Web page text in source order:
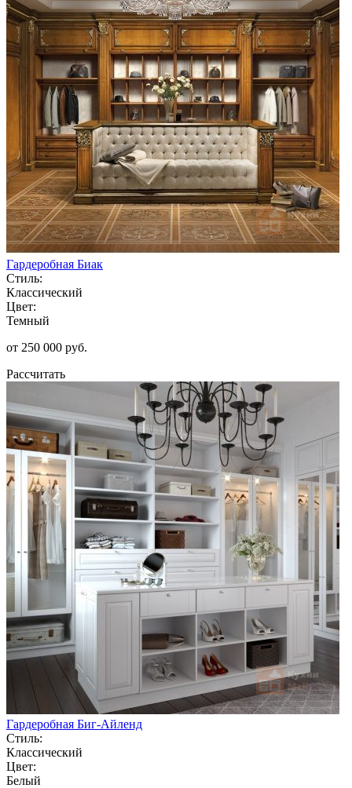
Гардеробная Биак
Стиль:
Классический
Цвет:
Темный
от 250 000 руб.
Рассчитать
Гардеробная Биг-Айленд
Стиль:
Классический
Цвет:
Белый